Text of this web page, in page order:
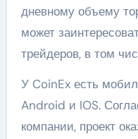
дневному объему
может
трейдеров, в том
У CoinEx есть
Android и IOS.
компании, проект